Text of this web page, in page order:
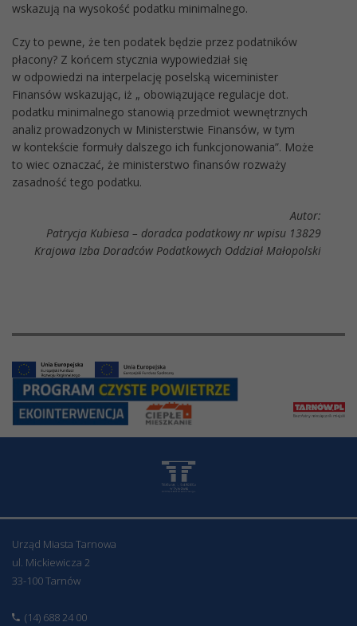
wskazują na wysokość podatku minimalnego.
Czy to pewne, że ten podatek będzie przez podatników
płacony? Z końcem stycznia wypowiedział się
w odpowiedzi na interpelację poselską wiceminister
Finansów wskazując, iż „ obowiązujące regulacje dot.
podatku minimalnego stanowią przedmiot wewnętrznych
analiz prowadzonych w Ministerstwie Finansów, w tym
w kontekście formuły dalszego ich funkcjonowania”. Może
to wiec oznaczać, że ministerstwo finansów rozważy
zasadność tego podatku.
Autor:
Patrycja Kubiesa – doradca podatkowy nr wpisu 13829
Krajowa Izba Doradców Podatkowych Oddział Małopolski
Urząd Miasta Tarnowa
ul. Mickiewicza 2
33-100 Tarnów
(14) 688 24 00